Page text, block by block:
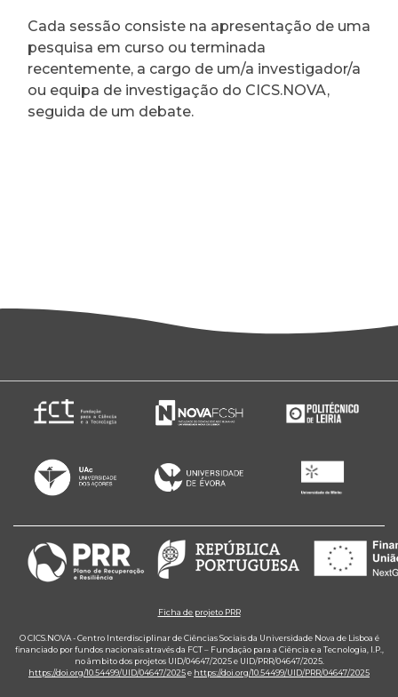
Cada sessão consiste na apresentação de uma
pesquisa em curso ou terminada
recentemente, a cargo de um/a investigador/a
ou equipa de investigação do CICS.NOVA,
seguida de um debate.
Ficha de projeto PRR
O CICS.NOVA - Centro Interdisciplinar de Ciências Sociais da Universidade Nova de Lisboa é
financiado por fundos nacionais através da FCT – Fundação para a Ciência e a Tecnologia, I.P.,
no âmbito dos projetos UID/04647/2025 e UID/PRR/04647/2025.
https://doi.org/10.54499/UID/04647/2025e https://doi.org/10.54499/UID/PRR/04647/2025